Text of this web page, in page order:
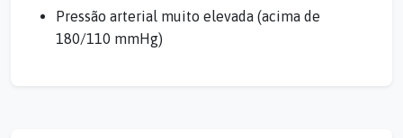
Pressão arterial muito elevada (acima de
180/110 mmHg)